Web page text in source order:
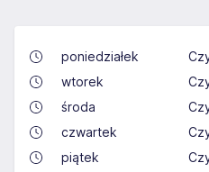
poniedziałek
wtorek
środa
czwartek
piątek